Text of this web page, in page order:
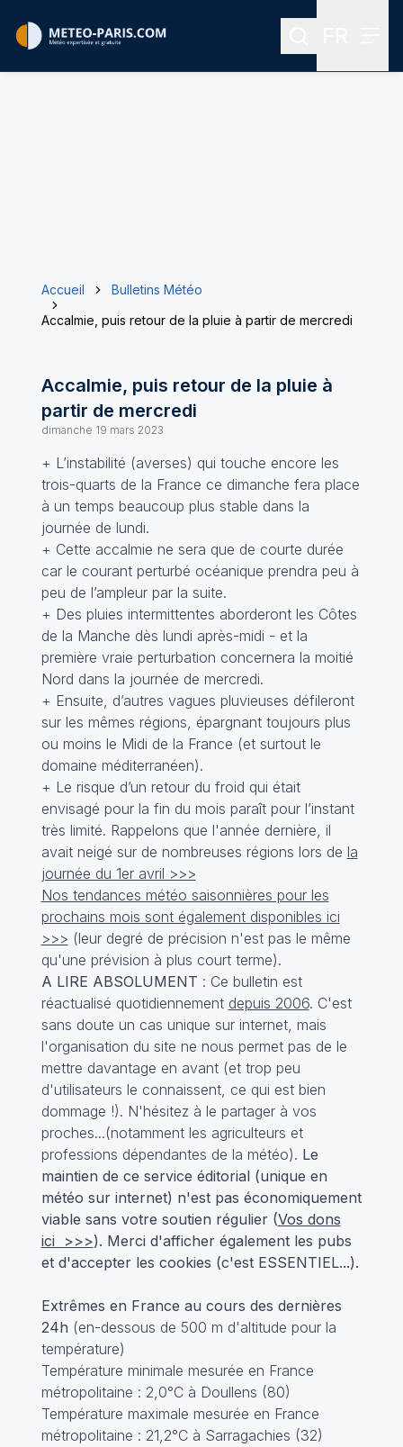
Rechercher
Accueil
Bulletins Météo
Accalmie, puis retour de la pluie à partir de mercredi
Accalmie, puis retour de la pluie à
partir de mercredi
dimanche 19 mars 2023
+ L’instabilité (averses) qui touche encore les
trois-quarts de la France ce dimanche fera place
à un temps beaucoup plus stable dans la
journée de lundi.
+ Cette accalmie ne sera que de courte durée
car le courant perturbé océanique prendra peu à
peu de l’ampleur par la suite.
+ Des pluies intermittentes aborderont les Côtes
de la Manche dès lundi après-midi - et la
première vraie perturbation concernera la moitié
Nord dans la journée de mercredi.
+ Ensuite, d’autres vagues pluvieuses défileront
sur les mêmes régions, épargnant toujours plus
ou moins le Midi de la France (et surtout le
domaine méditerranéen).
+ Le risque d’un retour du froid qui était
envisagé pour la fin du mois paraît pour l’instant
très limité. Rappelons que l'année dernière, il
avait neigé sur de nombreuses régions lors de la
journée du 1er avril >>>
Nos tendances météo saisonnières pour les
prochains mois sont également disponibles ici
>>> (leur degré de précision n'est pas le même
qu'une prévision à plus court terme).
A LIRE ABSOLUMENT : Ce bulletin est
réactualisé quotidiennement depuis 2006. C'est
sans doute un cas unique sur internet, mais
l'organisation du site ne nous permet pas de le
mettre davantage en avant (et trop peu
d'utilisateurs le connaissent, ce qui est bien
dommage !). N'hésitez à le partager à vos
proches...(notamment les agriculteurs et
professions dépendantes de la météo). Le
maintien de ce service éditorial (unique en
météo sur internet) n'est pas économiquement
viable sans votre soutien régulier (Vos dons
ici >>>). Merci d'afficher également les pubs
et d'accepter les cookies (c'est ESSENTIEL...).
Extrêmes en France au cours des dernières
24h (en-dessous de 500 m d'altitude pour la
température)
Température minimale mesurée en France
métropolitaine : 2,0°C à Doullens (80)
Température maximale mesurée en France
métropolitaine : 21,2°C à Sarragachies (32)